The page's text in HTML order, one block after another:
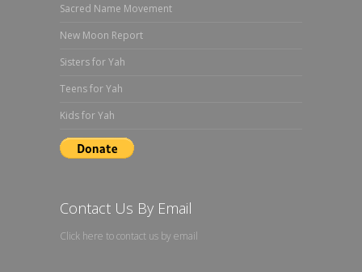
Sacred Name Movement
New Moon Report
Sisters for Yah
Teens for Yah
Kids for Yah
Contact Us By Email
Click here to contact us by email